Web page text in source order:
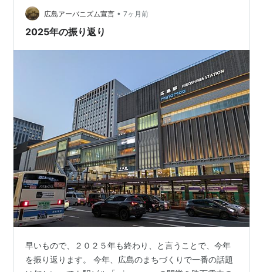
全く苦になりません。（今回の往復の新幹線、お隣が来
ることはありませんでした。）広島駅に到…
広島アーバニズム宣言 • 7ヶ月前
2025年の振り返り
早いもので、２０２５年も終わり、と言うことで、今年
を振り返ります。 今年、広島のまちづくりで一番の話題